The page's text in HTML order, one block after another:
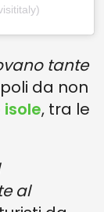
tante
da non
, tra le
al